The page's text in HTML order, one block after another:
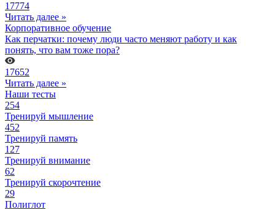
17774
Читать далее »
Корпоративное обучение
Как перчатки: почему люди часто меняют работу и как
понять, что вам тоже пора?
17652
Читать далее »
Наши тесты
254
Тренируй мышление
452
Тренируй память
127
Тренируй внимание
62
Тренируй скорочтение
29
Полиглот